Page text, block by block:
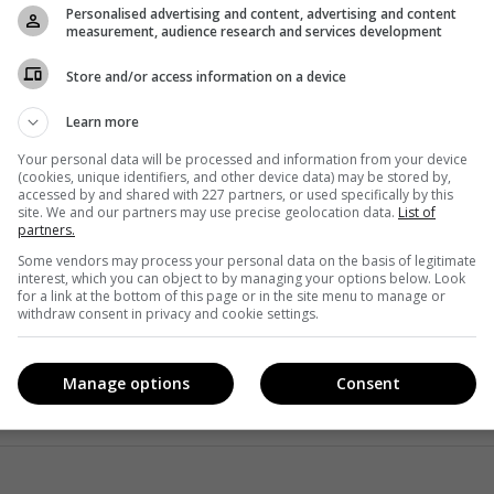
2019 года, а украинская премьера состоялась в
для зрителей из Украины на официальномYouTube-
продали в Испанию
комика» и Шевченковская премия
Personalised advertising and content, advertising and content
measurement, audience research and services development
Store and/or access information on a device
Learn more
Your personal data will be processed and information from your device
(cookies, unique identifiers, and other device data) may be stored by,
accessed by and shared with 227 partners, or used specifically by this
site. We and our partners may use precise geolocation data. List of
partners.
Some vendors may process your personal data on the basis of legitimate
interest, which you can object to by managing your options below. Look
for a link at the bottom of this page or in the site menu to manage or
withdraw consent in privacy and cookie settings.
Consent
Manage options